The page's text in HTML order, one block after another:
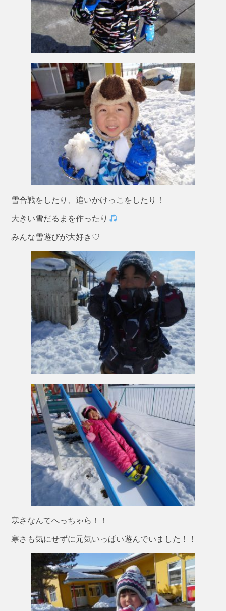
雪合戦をしたり、追いかけっこをしたり！
大きい雪だるまを作ったり
みんな雪遊びが大好き♡
寒さなんてへっちゃら！！
寒さも気にせずに元気いっぱい遊んでいました！！